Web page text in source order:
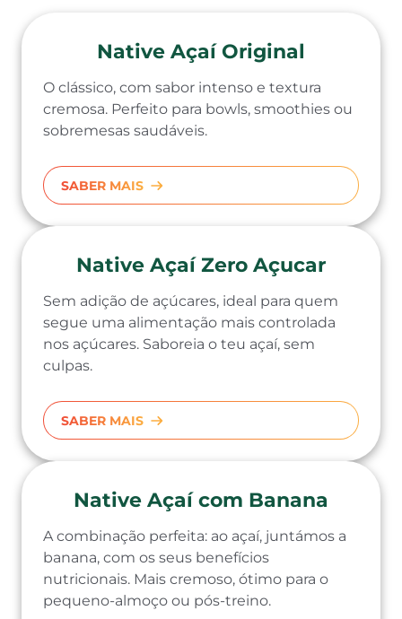
Native Açaí Original
O clássico, com sabor intenso e textura
cremosa. Perfeito para bowls, smoothies ou
sobremesas saudáveis.
SABER MAIS
Native Açaí Zero Açucar
Sem adição de açúcares, ideal para quem
segue uma alimentação mais controlada
nos açúcares. Saboreia o teu açaí, sem
culpas.
SABER MAIS
Native Açaí com Banana
A combinação perfeita: ao açaí, juntámos a
banana, com os seus benefícios
nutricionais. Mais cremoso, ótimo para o
pequeno-almoço ou pós-treino.